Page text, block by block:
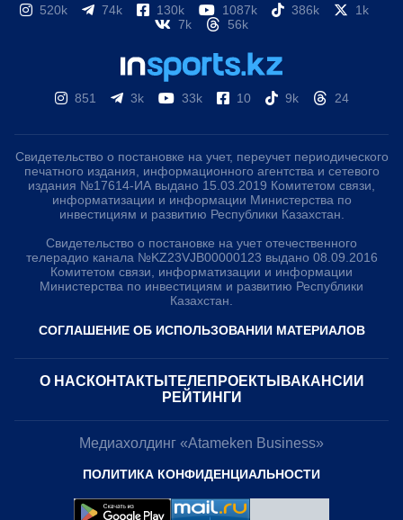
520k 74k 130k 1087k 386k
1k
7k
56k
851 3k 33k 10 9k 24
Свидетельство о постановке на учет, переучет периодического
печатного издания, информационного агентства и сетевого
издания №17614-ИА выдано 15.03.2019 Комитетом связи,
информатизации и информации Министерства по
инвестициям и развитию Республики Казахстан.
Свидетельство о постановке на учет отечественного
телерадио канала №KZ23VJB00000123 выдано 08.09.2016
Комитетом связи, информатизации и информации
Министерства по инвестициям и развитию Республики
Казахстан.
СОГЛАШЕНИЕ ОБ ИСПОЛЬЗОВАНИИ МАТЕРИАЛОВ
О НАС КОНТАКТЫ ТЕЛЕПРОЕКТЫ ВАКАНСИИ
РЕЙТИНГИ
Медиахолдинг «Atameken Business»
ПОЛИТИКА КОНФИДЕНЦИАЛЬНОСТИ